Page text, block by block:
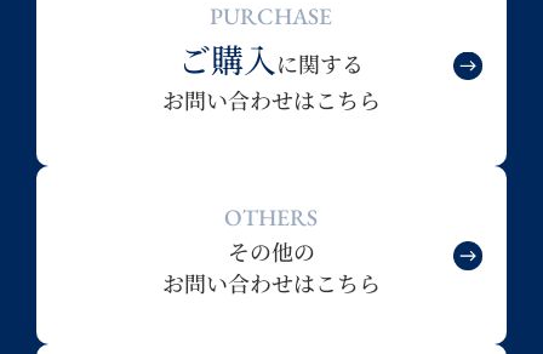
PURCHASE
ご購入に関する
お問い合わせはこちら
OTHERS
その他の
お問い合わせはこちら